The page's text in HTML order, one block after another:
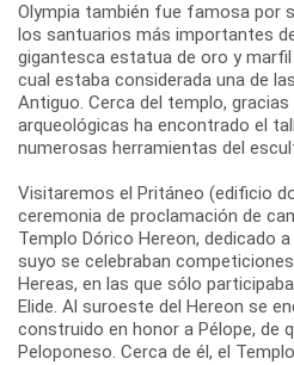
Olympia también fue famosa por
los santuarios más importantes
gigantesca estatua de oro y
cual estaba considerada una de
Antiguo. Cerca del templo,
arqueológicas ha encontrado el
numerosas herramientas del
Visitaremos el Pritáneo (edificio
ceremonia de proclamación de
Templo Dórico Hereon, dedicado
suyo se celebraban
Hereas, en las que sólo
Elide. Al suroeste del Hereon se
construido en honor a Pélope, de
Peloponeso. Cerca de él, el